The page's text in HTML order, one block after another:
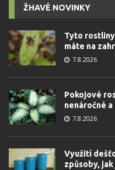
ŽHAVÉ NOVINKY
Tyto
máte na
7.8.2026
Pokojové
nenáročné
7.8.2026
Využití
způsoby,